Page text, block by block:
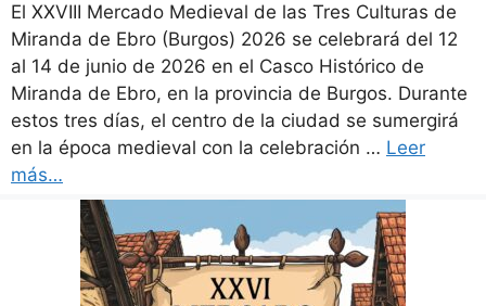
El XXVIII Mercado Medieval de las Tres Culturas de
Miranda de Ebro (Burgos) 2026 se celebrará del 12
al 14 de junio de 2026 en el Casco Histórico de
Miranda de Ebro, en la provincia de Burgos. Durante
estos tres días, el centro de la ciudad se sumergirá
en la época medieval con la celebración … Leer
más…